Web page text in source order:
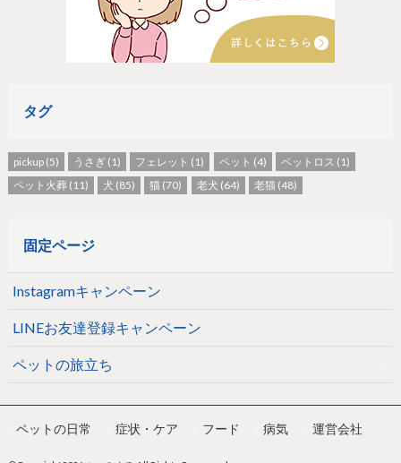
タグ
pickup(5) うさぎ (1) フェレット (1) ペット (4) ペットロス (1)
ペット火葬(11) 犬 (85) 猫 (70) 老犬 (64) 老猫(48)
固定ページ
Instagramキャンペーン
LINEお友達登録キャンペーン
ペットの旅立ち
ペットの日常 症状・ケア フード 病気 運営会社